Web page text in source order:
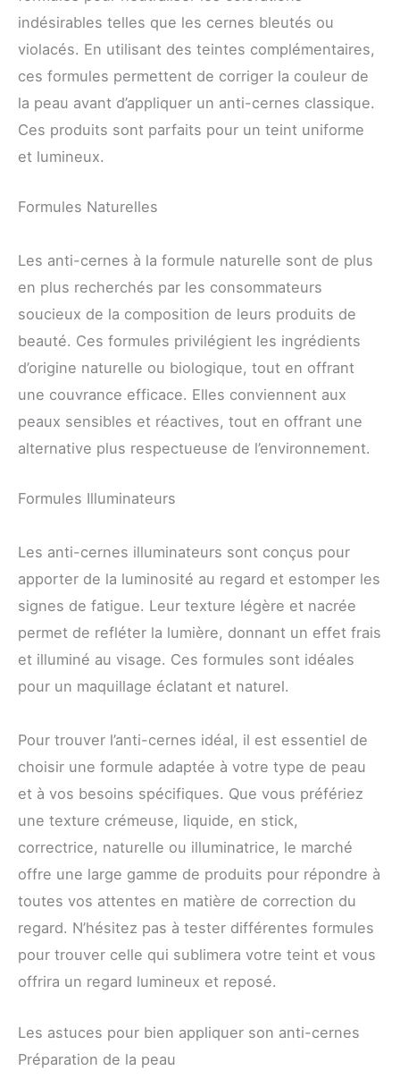
indésirables telles que les cernes bleutés ou
violacés. En utilisant des teintes complémentaires,
ces formules permettent de corriger la couleur de
la peau avant d’appliquer un anti-cernes classique.
Ces produits sont parfaits pour un teint uniforme
et lumineux.
Formules Naturelles
Les anti-cernes à la formule naturelle sont de plus
en plus recherchés par les consommateurs
soucieux de la composition de leurs produits de
beauté. Ces formules privilégient les ingrédients
d’origine naturelle ou biologique, tout en offrant
une couvrance efficace. Elles conviennent aux
peaux sensibles et réactives, tout en offrant une
alternative plus respectueuse de l’environnement.
Formules Illuminateurs
Les anti-cernes illuminateurs sont conçus pour
apporter de la luminosité au regard et estomper les
signes de fatigue. Leur texture légère et nacrée
permet de refléter la lumière, donnant un effet frais
et illuminé au visage. Ces formules sont idéales
pour un maquillage éclatant et naturel.
Pour trouver l’anti-cernes idéal, il est essentiel de
choisir une formule adaptée à votre type de peau
et à vos besoins spécifiques. Que vous préfériez
une texture crémeuse, liquide, en stick,
correctrice, naturelle ou illuminatrice, le marché
offre une large gamme de produits pour répondre à
toutes vos attentes en matière de correction du
regard. N’hésitez pas à tester différentes formules
pour trouver celle qui sublimera votre teint et vous
offrira un regard lumineux et reposé.
Les astuces pour bien appliquer son anti-cernes
Préparation de la peau